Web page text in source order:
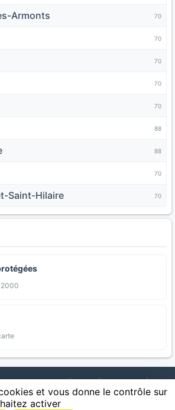
Armonts 70
70
70
70
70
88
88
70
Saint-Hilaire 70
2000
agricoles ouvertes | Carte | Communes |
| Cultures | Zones protégées | Forets |
| Statistiques
et vous donne le contrôle sur
activer